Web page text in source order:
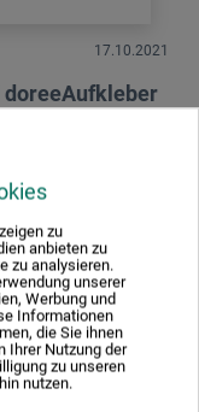
zu
anbieten zu
zu analysieren.
unserer
Werbung und
Informationen
die Sie ihnen
Ihrer Nutzung der
zu unseren
nutzen.
17.10.2021
doreeAufkleber
wenn man auf
der Auswahl des
sich dann eins
dort nicht die
bestellte
Aufkleber des
Wahrheit sind
wichtig,daß die
aufregt ist,daß ihr